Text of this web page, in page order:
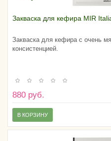
Закваска для кефира MIR
Закваска для кефира с очень
консистенцией.
880 руб.
В КОРЗИНУ